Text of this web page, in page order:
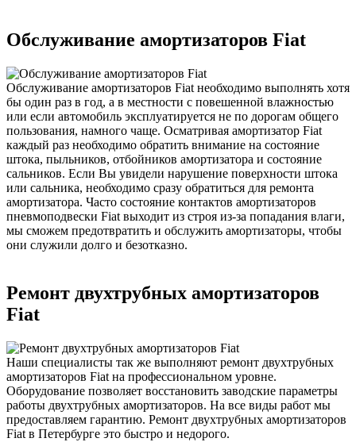
Обслуживание амортизаторов Fiat
Обслуживание амортизаторов Fiat необходимо выполнять хотя
бы один раз в год, а в местности с повешенной влажностью
или если автомобиль эксплуатируется не по дорогам общего
пользования, намного чаще. Осматривая амортизатор Fiat
каждый раз необходимо обратить внимание на состояние
штока, пыльников, отбойников амортизатора и состояние
сальников. Если Вы увидели нарушение поверхности штока
или сальника, необходимо сразу обратиться для ремонта
амортизатора. Часто состояние контактов амортизаторов
пневмоподвески Fiat выходит из строя из-за попадания влаги,
мы сможем предотвратить и обслужить амортизаторы, чтобы
они служили долго и безотказно.
Ремонт двухтрубных амортизаторов
Fiat
Наши специалисты так же выполняют ремонт двухтрубных
амортизаторов Fiat на профессиональном уровне.
Оборудование позволяет восстановить заводские параметры
работы двухтрубных амортизаторов. На все виды работ мы
предоставляем гарантию. Ремонт двухтрубных амортизаторов
Fiat в Петербурге это быстро и недорого.